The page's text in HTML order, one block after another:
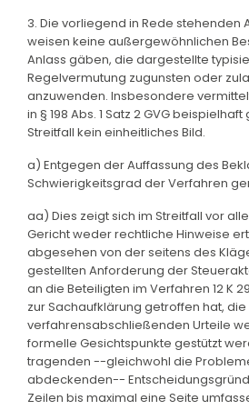
3. Die vorliegend in Rede stehenden
weisen keine außergewöhnlichen
Anlass gäben, die dargestellte
Regelvermutung zugunsten oder
anzuwenden. Insbesondere
in § 198 Abs. 1 Satz 2 GVG
Streitfall kein einheitliches Bild.
a) Entgegen der Auffassung des
Schwierigkeitsgrad der Verfahren
aa) Dies zeigt sich im Streitfall vor
Gericht weder rechtliche Hinweise
abgesehen von der seitens des
gestellten Anforderung der
an die Beteiligten im Verfahren 12 K
zur Sachaufklärung getroffen hat, die
verfahrensabschließenden Urteile
formelle Gesichtspunkte gestützt
tragenden --gleichwohl die
abdeckenden--
Zeilen bis maximal eine Seite